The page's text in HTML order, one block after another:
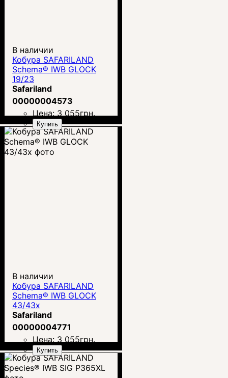
В наличии
Кобура SAFARILAND
Schema® IWB GLOCK
19/23
Safariland
00000004573
Цена: 3 055грн.
Купить
В наличии
Кобура SAFARILAND
Schema® IWB GLOCK
43/43x
Safariland
00000004771
Цена: 3 055грн.
Купить